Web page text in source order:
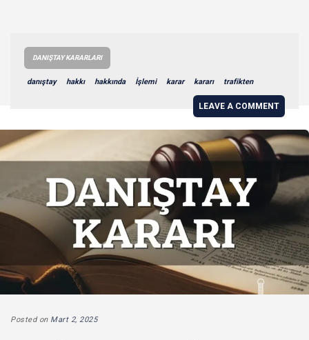
DANIŞTAY KARARLARI
danıştay hakkı hakkında İşlemi karar kararı trafikten
LEAVE A COMMENT
Posted on Mart 2, 2025